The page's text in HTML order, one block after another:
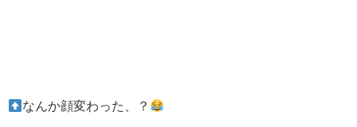
なんか顔変わった、？